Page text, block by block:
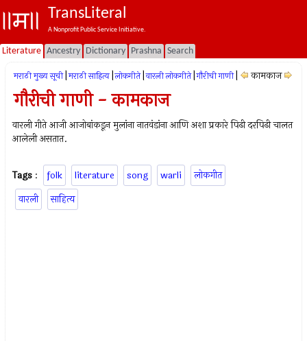
TransLiteral
A Nonprofit Public Service Initiative.
Literature Ancestry Dictionary Prashna Search
मराठी मुख्य सूची मराठी साहित्य लोकगीते वारली लोकगीते गौरीची गाणी कामकाज
गौरीची गाणी - कामकाज
वारली गीते आजी आजोबांकडून मुलांना नातवंडांना आणि अशा प्रकारे पिढी दरपिढी चालत
आलेली असतात.
Tags : folk literature song warli
लोकगीत
वारली
साहित्य